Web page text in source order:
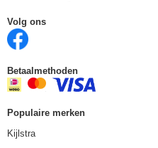
Volg ons
Betaalmethoden
Populaire merken
Kijlstra